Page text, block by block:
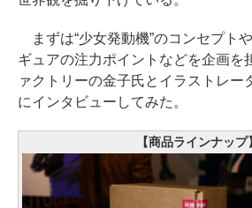
まずは“少女発動機”のコンセプト
ギュアの注力ポイントなどを企画を
ァクトリーの金子氏とイラストレー
にインタビューしてみた。
【商品ラインナップ】